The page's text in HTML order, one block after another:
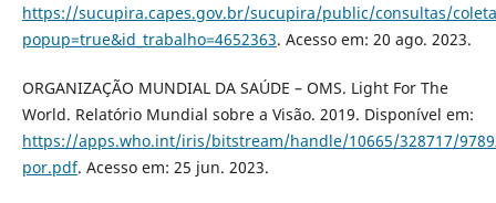
https://sucupira.capes.gov.br/sucupira/public/consultas/
popup=true&id_trabalho=4652363. Acesso em: 20 ago. 2023.
ORGANIZAÇÃO MUNDIAL DA SAÚDE – OMS. Light For The
World. Relatório Mundial sobre a Visão. 2019. Disponível em:
https://apps.who.int/iris/bitstream/handle/10665/328717/
por.pdf. Acesso em: 25 jun. 2023.